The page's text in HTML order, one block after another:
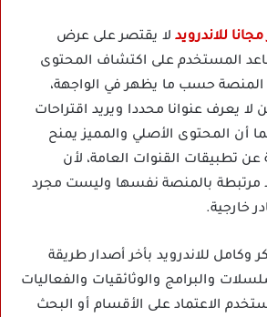
لا يقتصر على عرض
المستخدم على اكتشاف المحتوى
المنصة حسب ما يظهر في الواجهة،
لا يعرف عنوانا محددا ويريد اقتراحات
أن المحتوى الأصلي والمميز يمنح
تطبيقات القنوات العامة، لأن
مرتبطة بالمنصة نفسها وليست مجرد
خارجية.
1001 مهكر وكامل للاندرويد بأخر أصدار طريقة
والبرامج والوثائقيات والفعاليات
الاعتماد على الأقسام أو البحث